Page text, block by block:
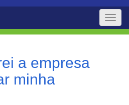
Toggle
a empresa
minha